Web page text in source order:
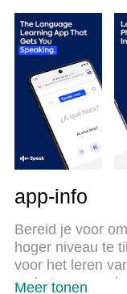
emulatiemotor
PC benutten,
app-info
Bereid je voor
hoger niveau te
voor het leren
verbeteren van
Meer tonen